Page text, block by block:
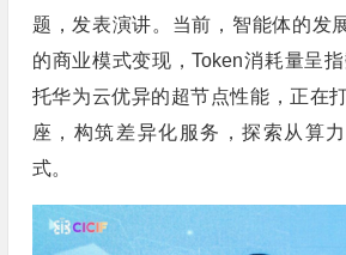
题，发表演讲。当前，智能体的发
的商业模式变现，Token消耗量呈
托华为云优异的超节点性能，正在
座，构筑差异化服务，探索从算
式。